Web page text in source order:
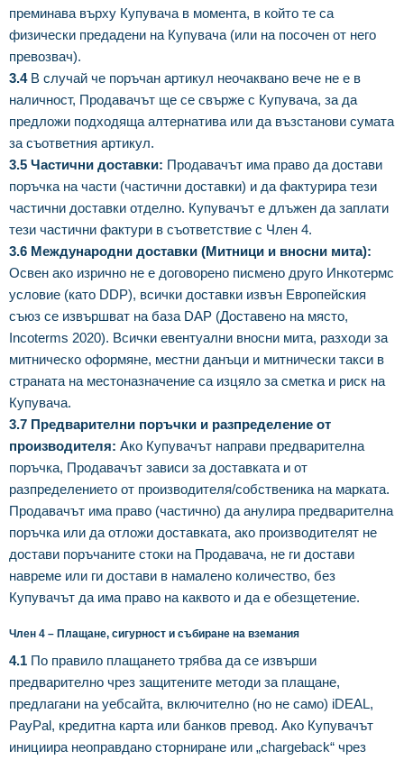
преминава върху Купувача в момента, в който те са
физически предадени на Купувача (или на посочен от него
превозвач).
3.4В случай че поръчан артикул неочаквано вече не е в
наличност, Продавачът ще се свърже с Купувача, за да
предложи подходяща алтернатива или да възстанови сумата
за съответния артикул.
3.5 Частични доставки: Продавачът има право да достави
поръчка на части (частични доставки) и да фактурира тези
частични доставки отделно. Купувачът е длъжен да заплати
тези частични фактури в съответствие с Член 4.
3.6 Международни доставки (Митници и вносни мита):
Освен ако изрично не е договорено писмено друго Инкотермс
условие (като DDP), всички доставки извън Европейския
съюз се извършват на база DAP (Доставено на място,
Incoterms 2020). Всички евентуални вносни мита, разходи за
митническо оформяне, местни данъци и митнически такси в
страната на местоназначение са изцяло за сметка и риск на
Купувача.
3.7 Предварителни поръчки и разпределение от
производителя: Ако Купувачът направи предварителна
поръчка, Продавачът зависи за доставката и от
разпределението от производителя/собственика на марката.
Продавачът има право (частично) да анулира предварителна
поръчка или да отложи доставката, ако производителят не
достави поръчаните стоки на Продавача, не ги достави
навреме или ги достави в намалено количество, без
Купувачът да има право на каквото и да е обезщетение.
Член 4 – Плащане, сигурност и събиране на вземания
4.1 По правило плащането трябва да се извърши
предварително чрез защитените методи за плащане,
предлагани на уебсайта, включително (но не само) iDEAL,
PayPal, кредитна карта или банков превод. Ако Купувачът
инициира неоправдано сторниране или „chargeback“ чрез